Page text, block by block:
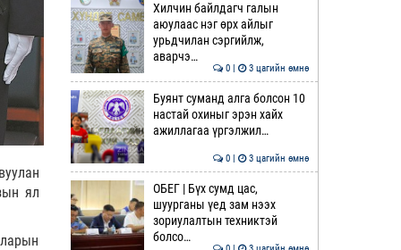
ял
Хилчин байлдагч галын
аюулаас нэг өрх айлыг
урьдчилан сэргийлж,
аварчэ…
0 | 3 цагийн өмнө
Буянт суманд алга болсон 10
настай охиныг эрэн хайх
ажиллагаа үргэлжил…
0 | 3 цагийн өмнө
ОБЕГ | Бүх сумд цас,
шуурганы үед зам нээх
зориулалтын техниктэй
болсо…